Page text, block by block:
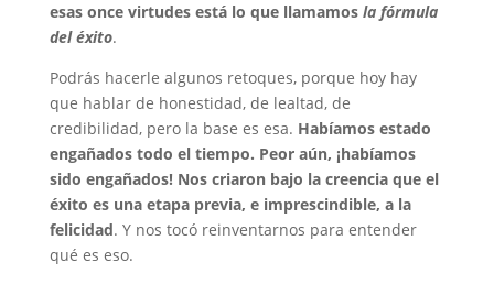
esas once virtudes está lo que llamamos la fórmula
del éxito.
Podrás hacerle algunos retoques, porque hoy hay
que hablar de honestidad, de lealtad, de
credibilidad, pero la base es esa. Habíamos estado
engañados todo el tiempo. Peor aún, ¡habíamos
sido engañados! Nos criaron bajo la creencia que el
éxito es una etapa previa, e imprescindible, a la
felicidad. Y nos tocó reinventarnos para entender
qué es eso.